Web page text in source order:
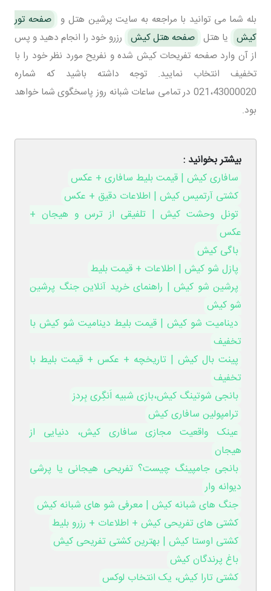
بله شما می توانید با مراجعه به سایت پرشین هتل و
صفحه تور
کیش یا هتل صفحه هتل کیش رزرو خود را انجام دهید و پس
از آن وارد صفحه تفریحات کیش شده و نفریح مورد نظر خود را با
تخفیف انتخاب نمایید. توجه داشته باشید که شماره
021،43000020 در تمامی ساعات شبانه روز پاسخگوی شما خواهد
بود.
بیشتر بخوانید :
سافاری کیش | قیمت بلیط سافاری + عکس
کشتی آرتمیس کیش | اطلاعات دقیق + عکس
تونل وحشت کیش | تلفیقی از ترس و هیجان +
عکس
باگی کیش
پازل شو کیش | اطلاعات + قیمت بلیط
پرشین شو کیش | راهنمای خرید آنلاین جنگ پرشین
شو کیش
دینامیت شو کیش | قیمت بلیط دینامیت شو کیش با
تخفیف
پینت بال کیش | تاریخچه + عکس + قیمت بلیط با
تخفیف
بانجی شوتینگ کیش،بازی شبیه اَنگِری بِردز
ترامپولین سافاری کیش
عینک واقعیت مجازی سافاری کیش، دنیایی از
هیجان
بانجی جامپینگ چیست؟ تفریحی هیجانی یا پرشی
دیوانه وار
جنگ های شبانه کیش | معرفی شو های شبانه کیش
کشتی های تفریحی کیش + اطلاعات + رزرو بلیط
کشتی اوستا کیش | بهترین کشتی تفریحی کیش
باغ پرندگان کیش
کشتی تارا کیش، یک انتخاب لوکس